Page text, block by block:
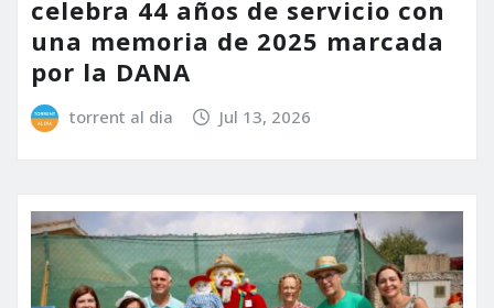
celebra 44 años de servicio con
una memoria de 2025 marcada
por la DANA
torrent al dia Jul 13, 2026